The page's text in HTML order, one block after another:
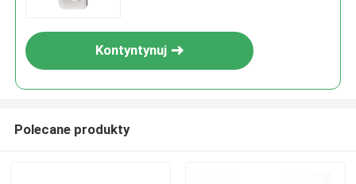
Kontyntynuj
Polecane produkty